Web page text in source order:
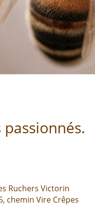
Ruchers Victorin
chemin Vire Crêpes